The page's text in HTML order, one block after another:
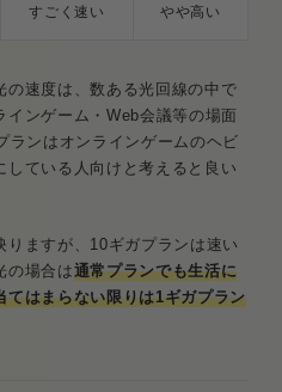
すごく速い やや高い
の速度は、数ある光回線の中で
インゲーム・Web会議等の場面
ランはオンラインゲームのヘビ
している人向けと考えると良い
ますが、10ギガプランは速い
の場合は通常プランでも生活に
てはまらない限りは1ギガプラン